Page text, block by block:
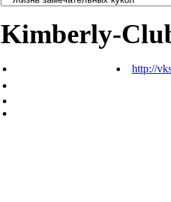
Kimberly-
http://